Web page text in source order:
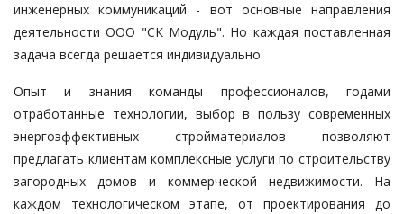
инженерных коммуникаций - вот основные направления
деятельности ООО "СК Модуль". Но каждая поставленная
задача всегда решается индивидуально.
Опыт и знания команды профессионалов, годами
отработанные технологии, выбор в пользу современных
энергоэффективных стройматериалов позволяют
предлагать клиентам комплексные услуги по строительству
загородных домов и коммерческой недвижимости. На
каждом технологическом этапе, от проектирования до